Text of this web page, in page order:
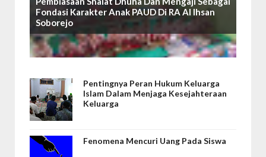
Fondasi Karakter Anak PAUD Di RA Al Ihsan
Soborejo
Pentingnya Peran Hukum Keluarga
Islam Dalam Menjaga Kesejahteraan
Keluarga
Fenomena Mencuri Uang Pada Siswa